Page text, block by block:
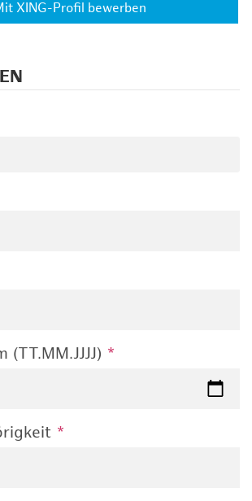
XING-Profil bewerben
*
*